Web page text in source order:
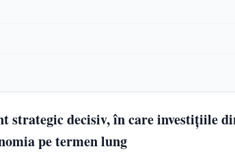
strategic decisiv, în care investițiile
pe termen lung